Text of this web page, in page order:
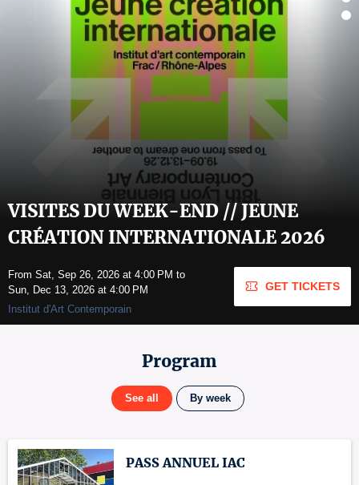
Program
See all By week
PASS ANNUEL IAC
VISITES DU WEEK-END // JEUNE
CRÉATION INTERNATIONALE 2026
From Sat, Sep 26, 2026 at 4:00 PM to
Sun, Dec 13, 2026 at 4:00 PM
Institut d'Art Contemporain
GET TICKETS